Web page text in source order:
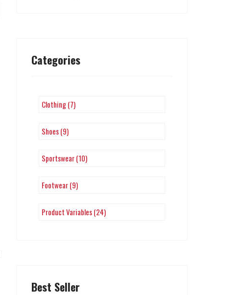
Categories
Clothing (7)
Shoes (9)
Sportswear (10)
Footwear (9)
Product Variables (24)
Best Seller